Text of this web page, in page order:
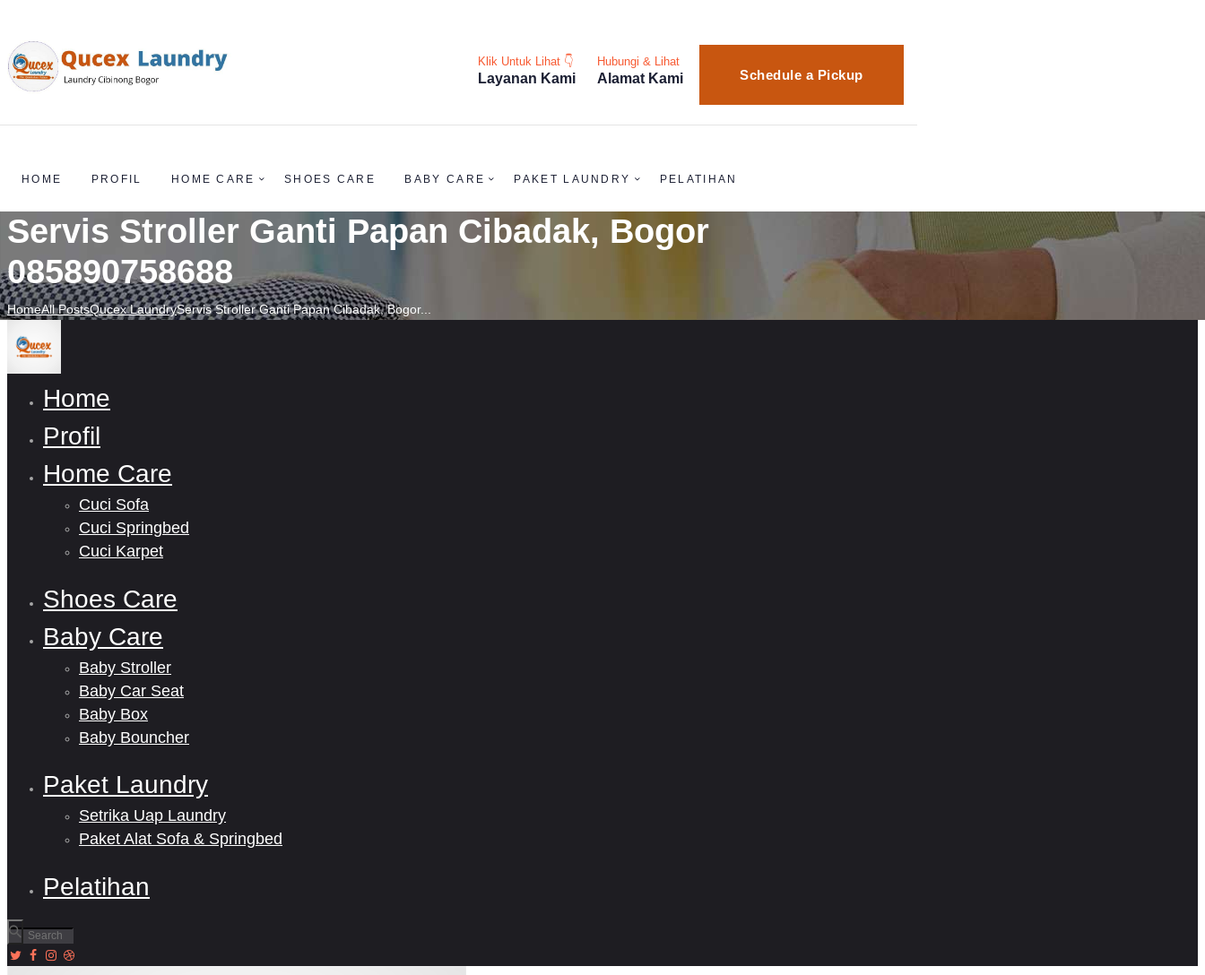
Klik Untuk Lihat 👇
Layanan Kami
Hubungi & Lihat
Alamat Kami Schedule a Pickup
HOME PROFIL HOME CARE SHOES CARE BABY CARE PAKET LAUNDRY PELATIHAN
Servis Stroller Ganti Papan Cibadak, Bogor
085890758688
HomeAll PostsQucex LaundryServis Stroller Ganti Papan Cibadak, Bogor...
Home
Profil
Home Care
Cuci Sofa
Cuci Springbed
Cuci Karpet
Shoes Care
Baby Care
Baby Stroller
Baby Car Seat
Baby Box
Baby Bouncher
Paket Laundry
Setrika Uap Laundry
Paket Alat Sofa & Springbed
Pelatihan